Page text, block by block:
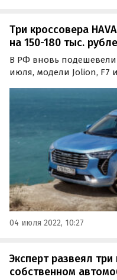
Три кроссовера
на 150-180 тыс.
В РФ вновь подешевели
июля, модели Jolion, F7
04 июля 2022, 10:27
Эксперт развеял
собственном